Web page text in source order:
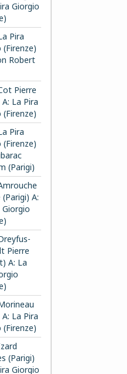
Giorgio
Pira
(Firenze)
Robert
Pierre
La Pira
(Firenze)
Pira
(Firenze)
(Parigi)
A:
Giorgio
Pierre
A: La
La Pira
(Firenze)
(Parigi)
Giorgio